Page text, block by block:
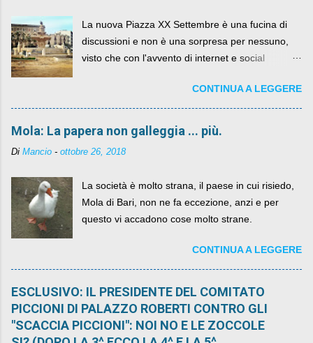
La nuova Piazza XX Settembre è una fucina di
discussioni e non è una sorpresa per nessuno,
visto che con l'avvento di internet e social
sua lasciandone anche traccia scritta nel web.
CONTINUA A LEGGERE
Mola: La papera non galleggia ... più.
Di Mancio - ottobre 26, 2018
La società è molto strana, il paese in cui risiedo,
Mola di Bari, non ne fa eccezione, anzi e per
questo vi accadono cose molto strane.
CONTINUA A LEGGERE
ESCLUSIVO: IL PRESIDENTE DEL COMITATO
PICCIONI DI PALAZZO ROBERTI CONTRO GLI
"SCACCIA PICCIONI": NOI NO E LE ZOCCOLE